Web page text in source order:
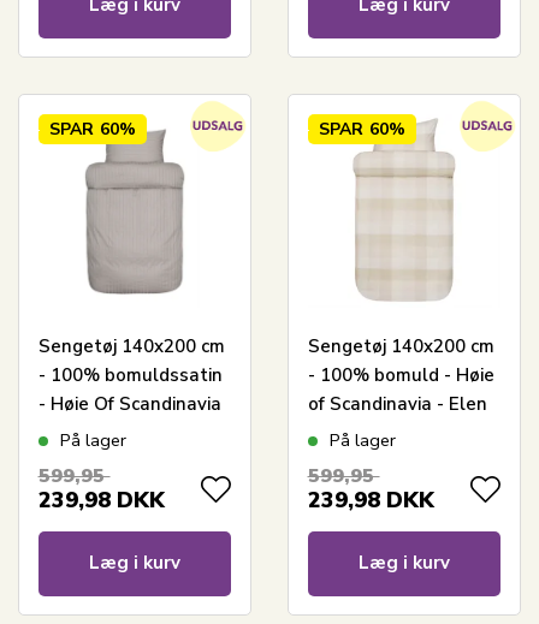
SPAR 60%
Sengetøj 140x200 cm
- 100% bomuldssatin
- Høie Of Scandinavia
- Milano Grå
På lager
599,95
239,98 DKK
Læg i kurv
SPAR 60%
Sengetøj 140x200 cm
- 100% bomuld - Høie
of Scandinavia - Elen
GulPå lager
599,95
239,98 DKK
Læg i kurv